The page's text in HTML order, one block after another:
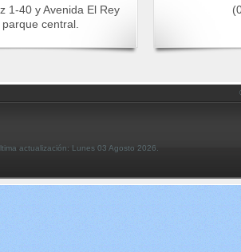
1-40 y Avenida El Rey
central.
actualización: Lunes 03 Agosto 2026.